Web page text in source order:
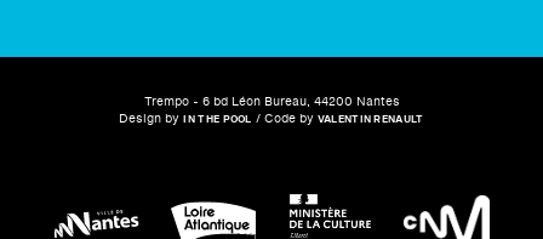
Trempo - 6 bd Léon Bureau, 44200 Nantes
Design byIN THE POOL / Code by VALENTIN RENAULT